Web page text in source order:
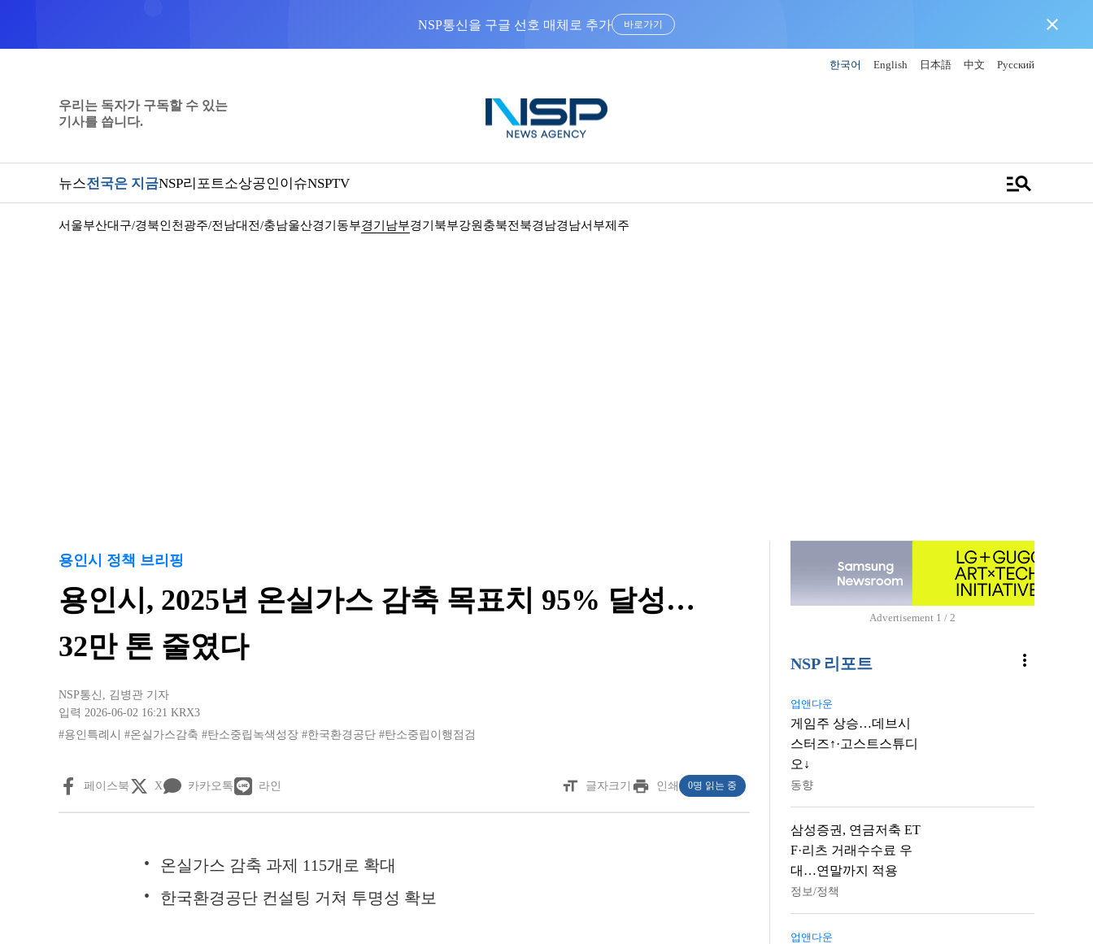
NSP통신을 구글 선호 매체로 추가 바로가기 close
한국어 English 日本語 中文 Русский
우리는 독자가 구독할 수 있는
기사를 씁니다.
뉴스전국은 지금NSP리포트소상공인이슈NSPTV manage_search
서울부산대구/경북인천 광주/전남대전/충남울산경기동부경기남부경기북부강원 충북전북경남경남서부제주
용인시 정책 브리핑
용인시, 2025년 온실가스 감축 목표치 95% 달성…
32만 톤 줄였다
NSP통신 , 김병관 기자
입력 2026-06-02 16:21 KRX3
#용인특례시
#온실가스감축 #탄소중립녹색성장 #한국환경공단 #탄소중립이행점검
페이스북 X 카카오톡 라인 format_size 글자크기 print 인쇄 0명 읽는 중
온실가스 감축 과제 115개로 확대
한국환경공단 컨설팅 거쳐 투명성 확보
Advertisement 1 / 2
NSP 리포트 more_vert
업앤다운
게임주 상승…데브시
스터즈↑·고스트스튜디
오↓
동향
삼성증권, 연금저축 ET
F·리츠 거래수수료 우
대…연말까지 적용
정보/정책
업앤다운